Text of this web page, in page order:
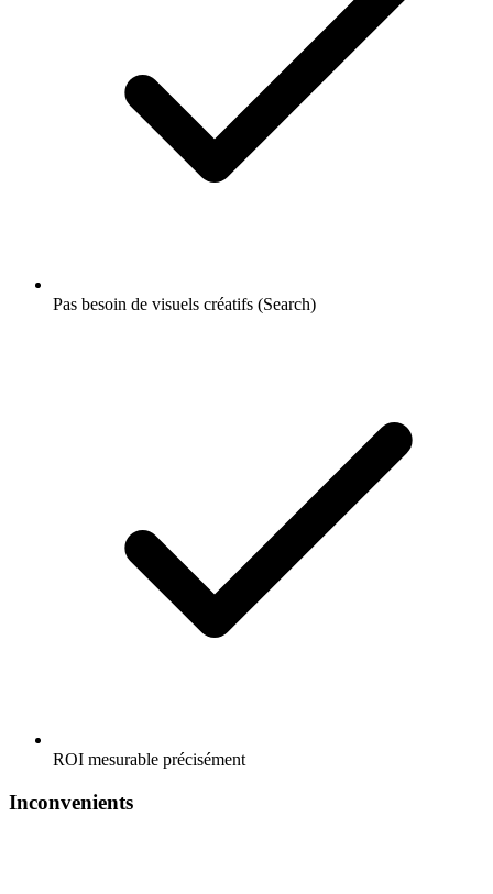
Pas besoin de visuels créatifs (Search)
ROI mesurable précisément
Inconvenients